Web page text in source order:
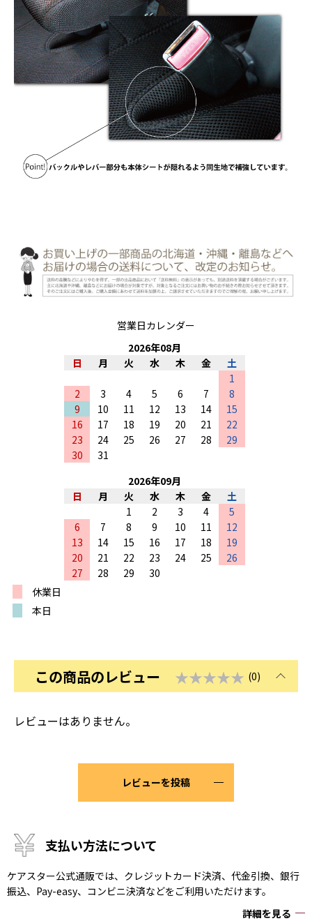
営業日カレンダー
2026年08月
日
月 火 水 木 金
土
1
2
3 4 5 6 7
8
9
10 11 12 13 14
15
16
17 18 19 20 21
22
23
24 25 26 27 28
29
30
31
2026年09月
日
月 火 水 木 金
土
1
2 3 4
5
6
7 8 9 10 11
12
13
14 15 16 17 18
19
20
21 22 23 24 25
26
27
28 29
30
休業日
本日
この商品のレビュー ★★★★★ (0)
レビューはありません。
レビューを投稿
支払い方法について
ケアスター公式通販では、クレジットカード決済、代金引換、銀行
振込、Pay-easy、コンビニ決済などをご利用いただけます。
詳細を見る